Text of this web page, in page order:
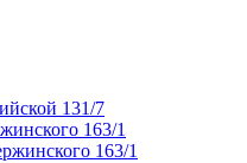
131/7
163/1
163/1